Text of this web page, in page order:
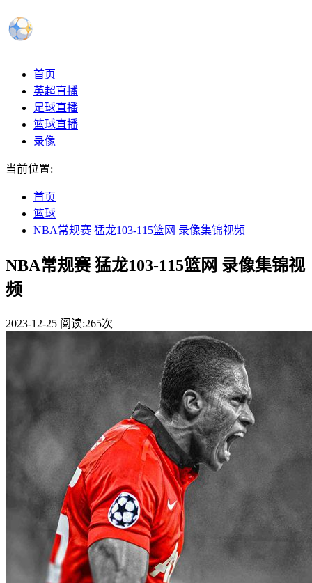
首页
英超直播
足球直播
篮球直播
录像
当前位置:
首页
篮球
NBA常规赛 猛龙103-115篮网 录像集锦视频
NBA常规赛 猛龙103-115篮网 录像集锦视
频
2023-12-25 阅读:265次